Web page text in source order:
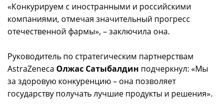
«Конкурируем с иностранными и российскими
компаниями, отмечая значительный прогресс
отечественной фармы», – заключила она.
Руководитель по стратегическим партнерствам
AstraZeneca Олжас Сатыбалдин подчеркнул: «Мы
за здоровую конкуренцию – она позволяет
государству получать лучшие продукты и решения».